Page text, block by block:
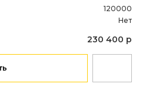
120000
Нет
230 400 р